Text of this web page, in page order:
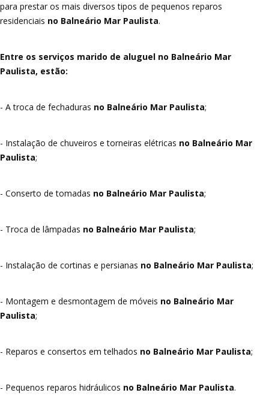
para prestar os mais diversos tipos de pequenos reparos
residenciais no Balneário Mar Paulista.
Entre os serviços marido de aluguel no Balneário Mar
Paulista, estão:
- A troca de fechaduras no Balneário Mar Paulista;
- Instalação de chuveiros e torneiras elétricas no Balneário Mar
Paulista;
- Conserto de tomadas no Balneário Mar Paulista;
- Troca de lâmpadas no Balneário Mar Paulista;
- Instalação de cortinas e persianas no Balneário Mar Paulista;
- Montagem e desmontagem de móveis no Balneário Mar
Paulista;
- Reparos e consertos em telhados no Balneário Mar Paulista;
- Pequenos reparos hidráulicos no Balneário Mar Paulista.